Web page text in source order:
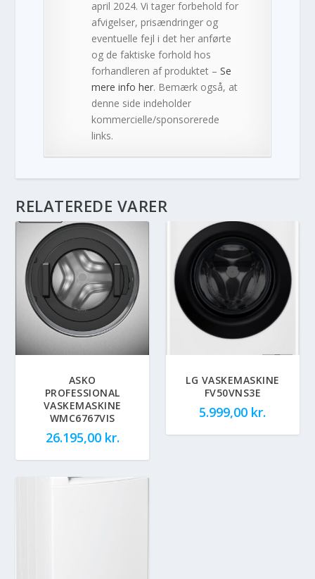
april 2024. Vi tager forbehold for
afvigelser, prisændringer og
eventuelle fejl i det her anførte
og de faktiske forhold hos
forhandleren af produktet –Se
mere info her. Bemærk også, at
denne side indeholder
kommercielle/sponsorerede
links.
RELATEREDE VARER
ASKO
PROFESSIONAL
VASKEMASKINE
WMC6767VIS
26.195,00 kr.
LG VASKEMASKINE
FV50VNS3E
5.999,00 kr.